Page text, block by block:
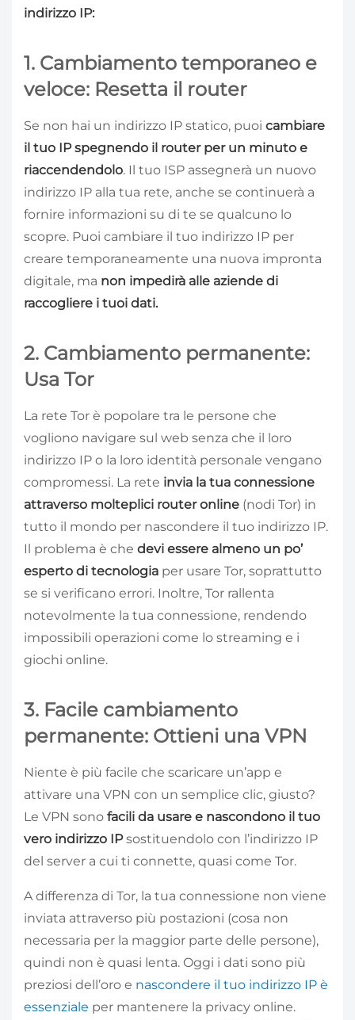
indirizzo IP:
1. Cambiamento temporaneo e
veloce: Resetta il router
Se non hai un indirizzo IP statico, puoi cambiare
il tuo IP spegnendo il router per un minuto e
riaccendendolo. Il tuo ISP assegnerà un nuovo
indirizzo IP alla tua rete, anche se continuerà a
fornire informazioni su di te se qualcuno lo
scopre. Puoi cambiare il tuo indirizzo IP per
creare temporaneamente una nuova impronta
digitale, ma non impedirà alle aziende di
raccogliere i tuoi dati.
2. Cambiamento permanente:
Usa Tor
La rete Tor è popolare tra le persone che
vogliono navigare sul web senza che il loro
indirizzo IP o la loro identità personale vengano
compromessi. La rete invia la tua connessione
attraverso molteplici router online (nodi Tor) in
tutto il mondo per nascondere il tuo indirizzo IP.
Il problema è che devi essere almeno un po’
esperto di tecnologia per usare Tor, soprattutto
se si verificano errori. Inoltre, Tor rallenta
notevolmente la tua connessione, rendendo
impossibili operazioni come lo streaming e i
giochi online.
3. Facile cambiamento
permanente: Ottieni una VPN
Niente è più facile che scaricare un’app e
attivare una VPN con un semplice clic, giusto?
Le VPN sono facili da usare e nascondono il tuo
vero indirizzo IPsostituendolo con l’indirizzo IP
del server a cui ti connette, quasi come Tor.
A differenza di Tor, la tua connessione non viene
inviata attraverso più postazioni (cosa non
necessaria per la maggior parte delle persone),
quindi non è quasi lenta. Oggi i dati sono più
preziosi dell’oro e nascondere il tuo indirizzo IP è
essenziale per mantenere la privacy online.